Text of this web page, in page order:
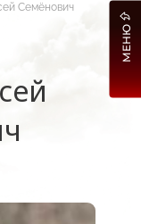
Семёнович
МЕНЮ